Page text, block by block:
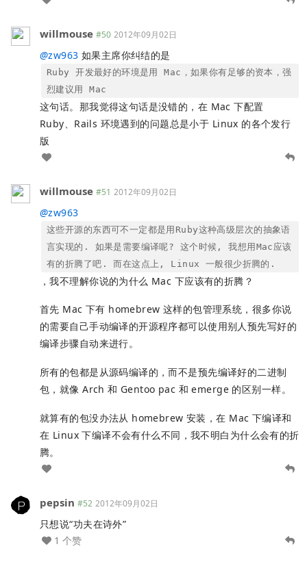
willmouse #50 2012年09月02日
@zw963 如果主席你纠结的是
Ruby 开发最好的环境是用 Mac，如果你有足够的资本，强
烈建议用 Mac
这句话。那我觉得这句话是没错的，在 Mac 下配置
Ruby、Rails 环境遇到的问题总是小于 Linux 的各个发行
版
willmouse #51 2012年09月02日
@zw963
这些开源的东西可不一定都是用Ruby这种高级层次的抽象语
言实现的. 如果是需要编译呢? 这个时候, 我想用Mac应该
有的折腾了吧. 而在这点上, Linux 一般很少折腾的.
，我不理解你说的为什么 Mac 下应该有的折腾？
首先 Mac 下有 homebrew 这样的包管理系统，很多你说
的需要自己手动编译的开源程序都可以使用别人预先写好的
编译步骤自动来进行。
所有的包都是从源码编译的，而不是预先编译好的二进制
包，就像 Arch 和 Gentoo pac 和 emerge 的区别一样。
就算有的包没办法从 homebrew 安装，在 Mac 下编译和
在 Linux 下编译不会有什么不同，我不明白为什么会有的折
腾。
pepsin #52 2012年09月02日
只想说“功夫在诗外”
1 个赞